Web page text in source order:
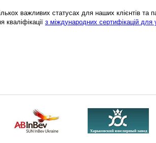
важливих статусах для наших клієнтів та
з міждународних сертифікацій для